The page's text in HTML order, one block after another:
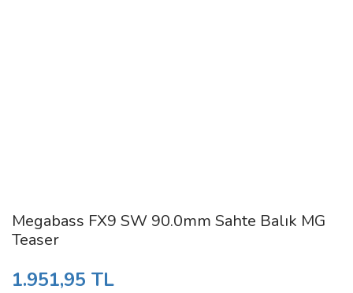
Megabass FX9 SW 90.0mm Sahte Balık MG
Teaser
1.951,95 TL